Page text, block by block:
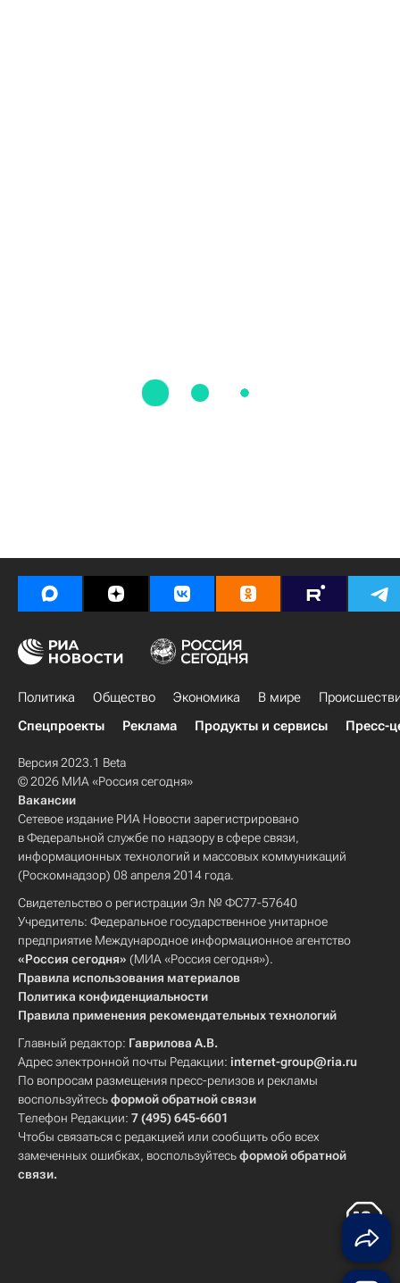
Политика Общество Экономика В мире
Спецпроекты
Реклама Продукты и сервисы Пресс-
Версия 2023.1 Beta
© 2026 МИА «Россия сегодня»
Вакансии
Сетевое издание РИА Новости зарегистрировано
в Федеральной службе по надзору в сфере связи,
информационных технологий и массовых коммуникаций
(Роскомнадзор) 08 апреля 2014 года.
Свидетельство о регистрации Эл № ФС77-57640
Учредитель: Федеральное государственное унитарное
предприятие Международное информационное агентство
«Россия сегодня» (МИА «Россия сегодня»).
Правила использования материалов
Политика конфиденциальности
Правила применения рекомендательных технологий
Главный редактор: Гаврилова А.В.
Адрес электронной почты Редакции: internet-group@ria.ru
По вопросам размещения пресс-релизов и рекламы
воспользуйтесьформой обратной связи
Телефон Редакции: 7 (495) 645-6601
Чтобы связаться с редакцией или сообщить обо всех
замеченных ошибках, воспользуйтесьформой обратной
связи.